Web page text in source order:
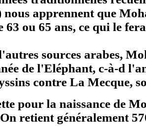
nous apprennent que
63 ou 65 ans, ce qui le
sources arabes,
de l'Eléphant, c-à-d
contre La Mecque,
pour la naissance de
retient généralement